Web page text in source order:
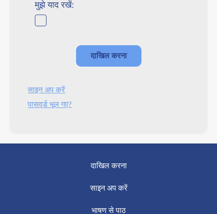
मुझे याद रखें:
साइन अप करें
पासवर्ड भूल गए?
दाखिल करना
साइन अप करें
भाषण से पाठ